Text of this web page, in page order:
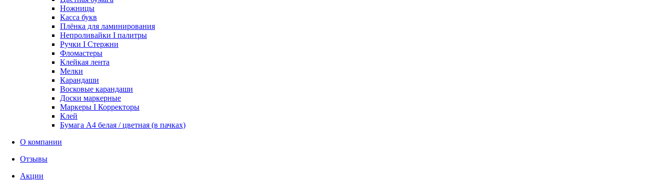
Ножницы
Касса букв
Плёнка для ламинирования
Непроливайки I палитры
Ручки I Стержни
Фломастеры
Клейкая лента
Мелки
Карандаши
Восковые карандаши
Доски маркерные
Маркеры I Корректоры
Клей
Бумага А4 белая / цветная (в пачках)
О компании
Отзывы
Акции